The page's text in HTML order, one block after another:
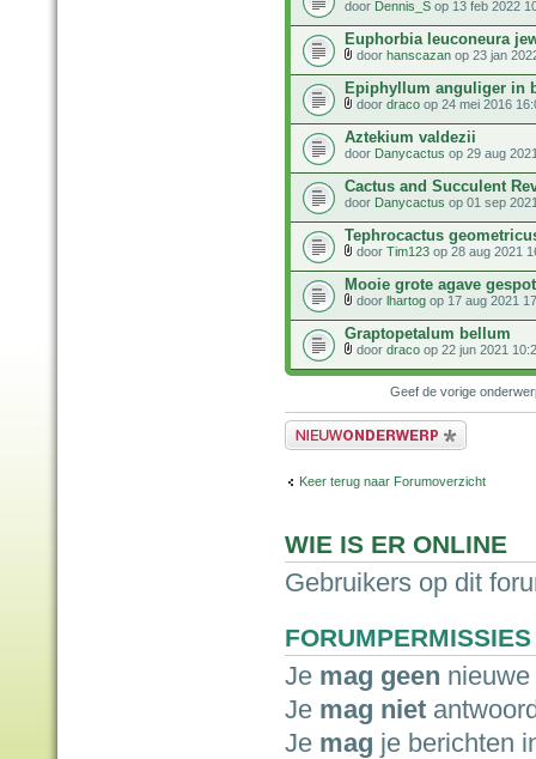
door Dennis_S op 13 feb 2022
Euphorbia leuconeura
door hanscazan op 23 jan
Epiphyllum anguliger in
door draco op 24 mei 2016
Aztekium valdezii
door Danycactus op 29 aug
Cactus and Succulent
door Danycactus op 01 sep
Tephrocactus
door Tim123 op 28 aug 2021
Mooie grote agave gespot
door lhartog op 17 aug 2021
Graptopetalum bellum
door draco op 22 jun 2021
Geef de vorige
Plaats een nieuw bericht
Keer terug naar Forumoverzicht
WIE IS ER ONLINE
Gebruikers op dit
FORUMPERMISSIES
Je mag geen
Je mag niet
Je mag je berichten